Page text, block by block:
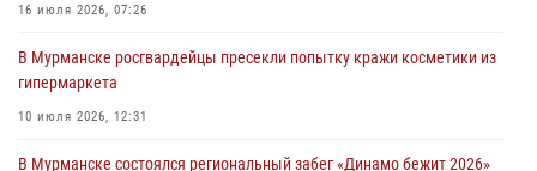
тактическое занятие совместно с МЧС России
16 июля 2026, 07:26
В Мурманске росгвардейцы пресекли попытку кражи косметики из
гипермаркета
10 июля 2026, 12:31
В Мурманске состоялся региональный забег «Динамо бежит 2026»